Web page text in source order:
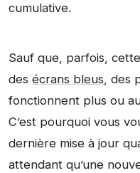
cumulative.
Sauf que, parfois,
des écrans bleus, des
fonctionnent plus ou
C’est pourquoi vous
dernière mise à jour
attendant qu’une